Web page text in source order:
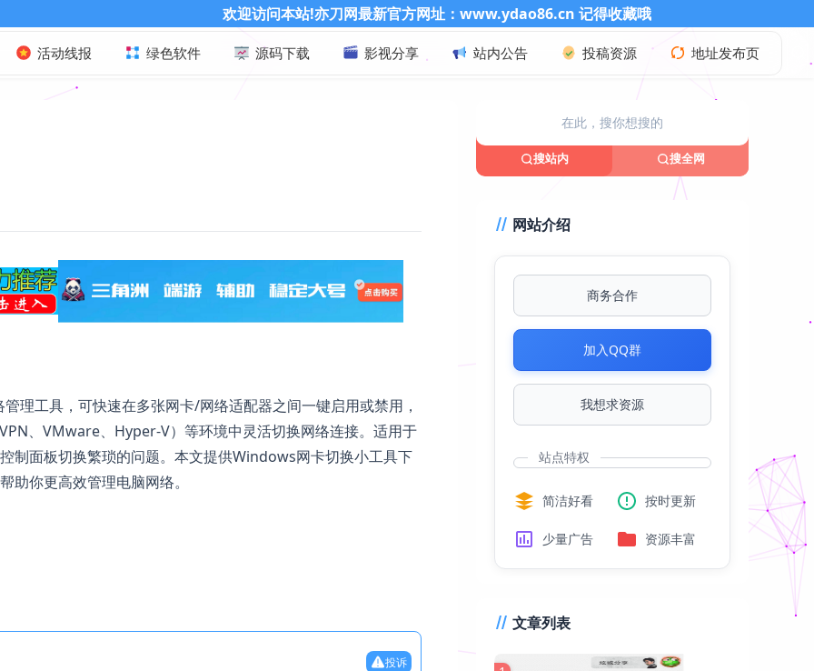
欢迎访问本站!亦刀网最新官方网址：www.ydao86.cn 记得收藏哦
活动线报 绿色软件 源码下载 影视分享 站内公告 投稿资源 地址发布页
理工具，可快速在多张网卡/网络适配器之间一键启用或禁用，
、VMware、Hyper-V）等环境中灵活切换网络连接。适用于
制面板切换繁琐的问题。本文提供Windows网卡切换小工具下
助你更高效管理电脑网络。
投诉
搜站内 搜全网
网站介绍
商务合作
加入QQ群
我想求资源
站点特权
简洁好看 按时更新
少量广告 资源丰富
文章列表